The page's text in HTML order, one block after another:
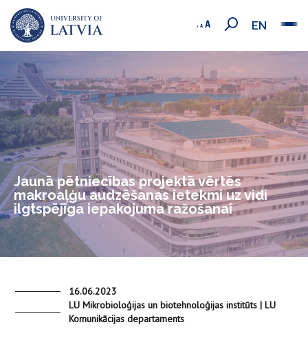
EN
Jaunā pētniecības projektā vērtēs
makroaļģu audzēšanas ietekmi uz vidi
ilgtspējīga iepakojuma ražošanai
16.06.2023
LU Mikrobioloģijas un biotehnoloģijas institūts | LU
Komunikācijas departaments